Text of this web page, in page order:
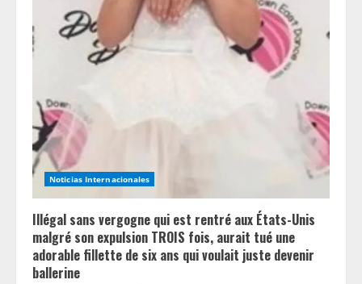
e
d
i
n
g
Noticias Internacionales
Illégal sans vergogne qui est rentré aux États-Unis
malgré son expulsion TROIS fois, aurait tué une
adorable fillette de six ans qui voulait juste devenir
ballerine